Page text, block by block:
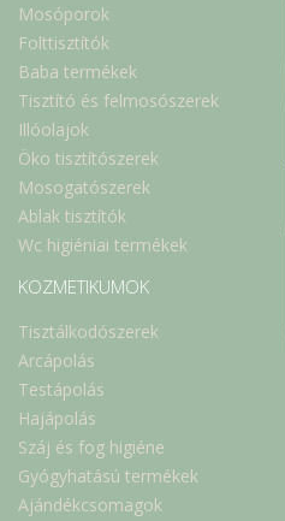
Mosóporok
Folttisztítók
Baba termékek
Tisztító és felmosószerek
Illóolajok
Öko tisztítószerek
Mosogatószerek
Ablak tisztítók
Wc higiéniai termékek
KOZMETIKUMOK
Tisztálkodószerek
Arcápolás
Testápolás
Hajápolás
Száj és fog higiéne
Gyógyhatású termékek
Ajándékcsomagok